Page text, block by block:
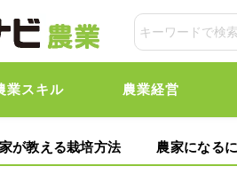
業スキル 農業経営
が教える栽培方法 農家になる